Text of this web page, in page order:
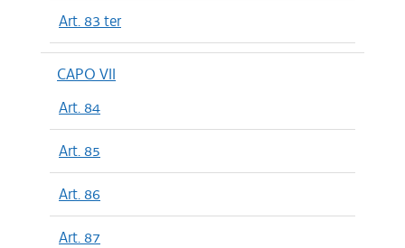
Art. 83 ter
CAPO VII
Art. 84
Art. 85
Art. 86
Art. 87